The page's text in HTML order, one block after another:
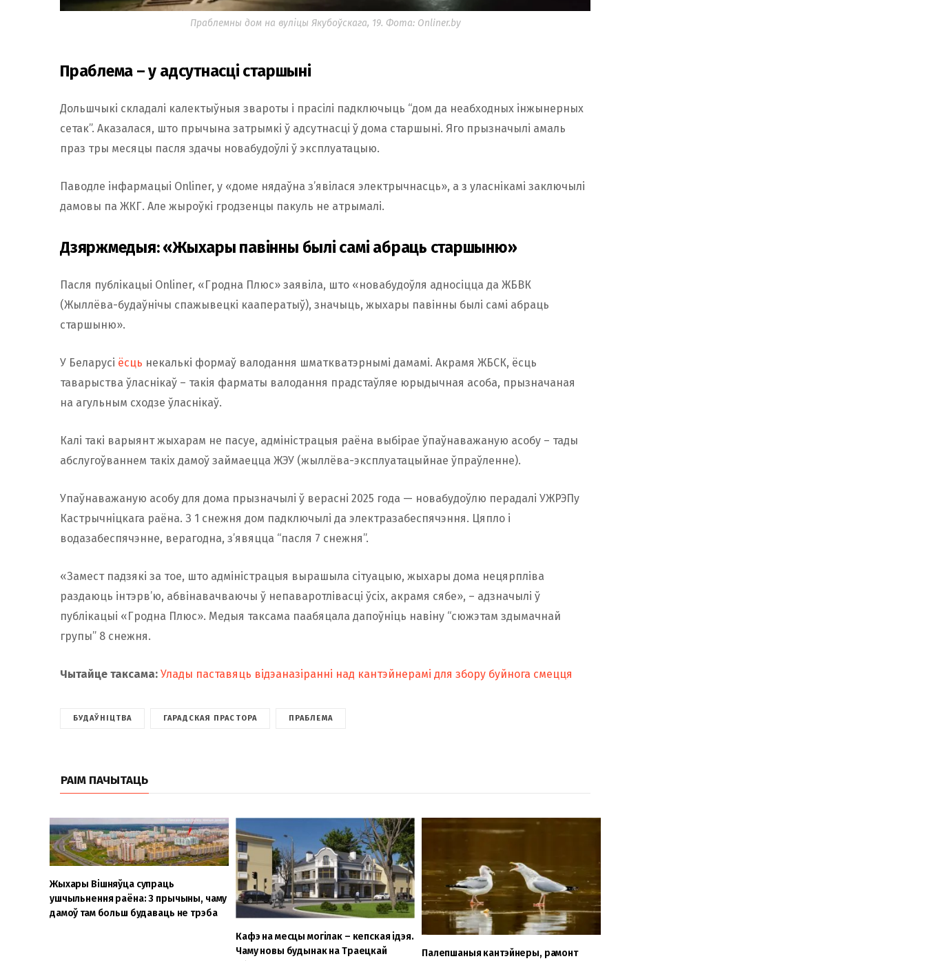
Праблемны дом на вуліцы Якубоўскага, 19. Фота: Onliner.by
Праблема – у адсутнасці старшыні
Дольшчыкі складалі калектыўныя звароты і прасілі падключыць “дом да неабходных інжынерных
сетак”. Аказалася, што прычына затрымкі ў адсутнасці ў дома старшыні. Яго прызначылі амаль
праз тры месяцы пасля здачы новабудоўлі ў эксплуатацыю.
Паводле інфармацыі Onliner, у «доме нядаўна з’явілася электрычнасць», а з уласнікамі заключылі
дамовы па ЖКГ. Але жыроўкі гродзенцы пакуль не атрымалі.
Дзяржмедыя: «Жыхары павінны былі самі абраць старшыню»
Пасля публікацыі Onliner, «Гродна Плюс» заявіла, што «новабудоўля адносіцца да ЖБВК
(Жыллёва-будаўнічы спажывецкі кааператыў), значыць, жыхары павінны былі самі абраць
старшыню».
У Беларусі ёсць некалькі формаў валодання шматкватэрнымі дамамі. Акрамя ЖБСК, ёсць
таварыства ўласнікаў – такія фарматы валодання прадстаўляе юрыдычная асоба, прызначаная
на агульным сходзе ўласнікаў.
Калі такі варыянт жыхарам не пасуе, адміністрацыя раёна выбірае ўпаўнаважаную асобу – тады
абслугоўваннем такіх дамоў займаецца ЖЭУ (жыллёва-эксплуатацыйнае ўпраўленне).
Упаўнаважаную асобу для дома прызначылі ў верасні 2025 года — новабудоўлю перадалі УЖРЭПу
Кастрычніцкага раёна. З 1 снежня дом падключылі да электразабеспячэння. Цяпло і
водазабеспячэнне, верагодна, з’явяцца “пасля 7 снежня”.
«Замест падзякі за тое, што адміністрацыя вырашыла сітуацыю, жыхары дома нецярпліва
раздаюць інтэрв’ю, абвінавачваючы ў непаваротлівасці ўсіх, акрамя сябе», – адзначылі ў
публікацыі «Гродна Плюс». Медыя таксама паабяцала дапоўніць навіну “сюжэтам здымачнай
групы” 8 снежня.
Чытайце таксама: Улады паставяць відэаназіранні над кантэйнерамі для збору буйнога смецця
БУДАЎНІЦТВА ГАРАДСКАЯ ПРАСТОРА ПРАБЛЕМА
РАІМ ПАЧЫТАЦЬ
Жыхары Вішняўца супраць
ушчыльнення раёна: 3 прычыны, чаму
дамоў там больш будаваць не трэба
Кафэ на месцы могілак – кепская ідэя.
Чаму новы будынак на Траецкай
Палепшаныя кантэйнеры, рамонт